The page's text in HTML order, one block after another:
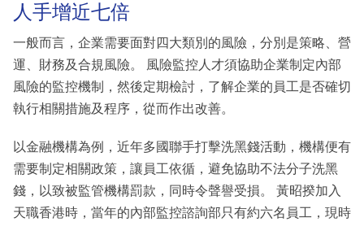
人手增近七倍
一般而言，企業需要面對四大類別的風險，分別是策略、營
運、財務及合規風險。 風險監控人才須協助企業制定內部
風險的監控機制，然後定期檢討，了解企業的員工是否確切
執行相關措施及程序，從而作出改善。
以金融機構為例，近年多國聯手打擊洗黑錢活動，機構便有
需要制定相關政策，讓員工依循，避免協助不法分子洗黑
錢，以致被監管機構罰款，同時令聲譽受損。 黃昭揆加入
天職香港時，當年的內部監控諮詢部只有約六名員工，現時